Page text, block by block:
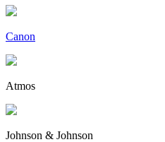
Canon
Atmos
Johnson & Johnson